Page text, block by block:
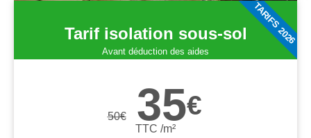
Tarif isolation sous-sol
Avant déduction des aides
50€ 35€
TTC /m²
TARIFS 2026